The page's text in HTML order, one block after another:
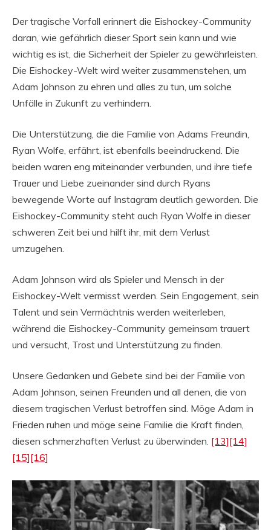
Der tragische Vorfall erinnert die Eishockey-Community
daran, wie gefährlich dieser Sport sein kann und wie
wichtig es ist, die Sicherheit der Spieler zu gewährleisten.
Die Eishockey-Welt wird weiter zusammenstehen, um
Adam Johnson zu ehren und alles zu tun, um solche
Unfälle in Zukunft zu verhindern.
Die Unterstützung, die die Familie von Adams Freundin,
Ryan Wolfe, erfährt, ist ebenfalls beeindruckend. Die
beiden waren eng miteinander verbunden, und ihre tiefe
Trauer und Liebe zueinander sind durch Ryans
bewegende Worte auf Instagram deutlich geworden. Die
Eishockey-Community steht auch Ryan Wolfe in dieser
schweren Zeit bei und hilft ihr, mit dem Verlust
umzugehen.
Adam Johnson wird als Spieler und Mensch in der
Eishockey-Welt vermisst werden. Sein Engagement, sein
Talent und sein Vermächtnis werden weiterleben,
während die Eishockey-Community gemeinsam trauert
und versucht, Trost und Unterstützung zu finden.
Unsere Gedanken und Gebete sind bei der Familie von
Adam Johnson, seinen Freunden und all denen, die von
diesem tragischen Verlust betroffen sind. Möge Adam in
Frieden ruhen und möge seine Familie die Kraft finden,
diesen schmerzhaften Verlust zu überwinden. [13][14]
[15][16]